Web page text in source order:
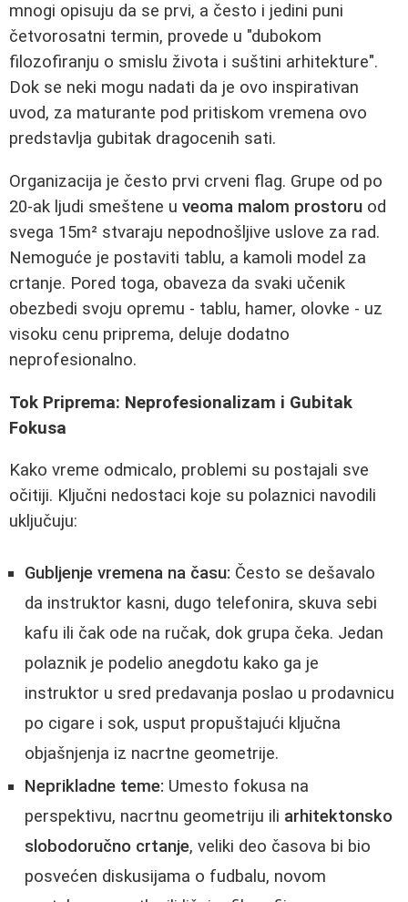
mnogi opisuju da se prvi, a često i jedini puni
četvorosatni termin, provede u "dubokom
filozofiranju o smislu života i suštini arhitekture".
Dok se neki mogu nadati da je ovo inspirativan
uvod, za maturante pod pritiskom vremena ovo
predstavlja gubitak dragocenih sati.
Organizacija je često prvi crveni flag. Grupe od po
20-ak ljudi smeštene u veoma malom prostoru od
svega 15m² stvaraju nepodnošljive uslove za rad.
Nemoguće je postaviti tablu, a kamoli model za
crtanje. Pored toga, obaveza da svaki učenik
obezbedi svoju opremu - tablu, hamer, olovke - uz
visoku cenu priprema, deluje dodatno
neprofesionalno.
Tok Priprema: Neprofesionalizam i Gubitak
Fokusa
Kako vreme odmicalo, problemi su postajali sve
očitiji. Ključni nedostaci koje su polaznici navodili
uključuju:
Gubljenje vremena na času: Često se dešavalo
da instruktor kasni, dugo telefonira, skuva sebi
kafu ili čak ode na ručak, dok grupa čeka. Jedan
polaznik je podelio anegdotu kako ga je
instruktor u sred predavanja poslao u prodavnicu
po cigare i sok, usput propuštajući ključna
objašnjenja iz nacrtne geometrije.
Neprikladne teme: Umesto fokusa na
perspektivu, nacrtnu geometriju ili arhitektonsko
slobodoručno crtanje, veliki deo časova bi bio
posvećen diskusijama o fudbalu, novom